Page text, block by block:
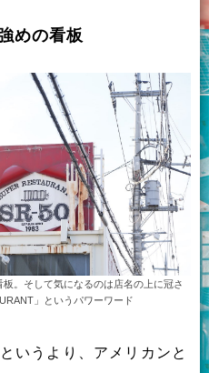
めの看板
。そして気になるのは店名の上に冠さ
」というパワーワード
と い う よ り ア メ リ カ ン と